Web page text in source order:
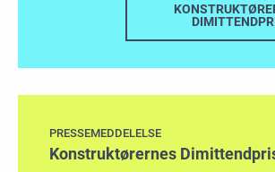
PRESSEMEDDELELSE
Konstruktørernes